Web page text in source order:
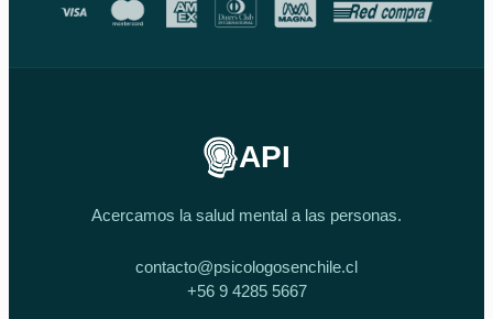
API
Acercamos la salud mental a las personas.
contacto@psicologosenchile.cl
+56 9 4285 5667